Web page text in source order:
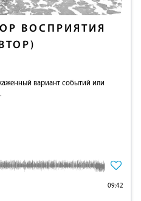
ВОСПРИЯТИЯ
вариант событий или
09:42